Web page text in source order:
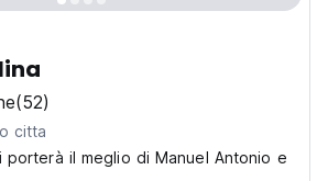
(52)
citta
porterà il meglio di Manuel Antonio e